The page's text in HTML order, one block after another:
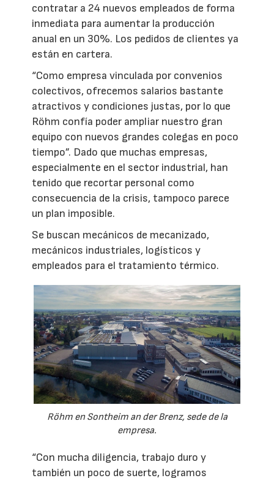
contratar a 24 nuevos empleados de forma
inmediata para aumentar la producción
anual en un 30%. Los pedidos de clientes ya
están en cartera.
“Como empresa vinculada por convenios
colectivos, ofrecemos salarios bastante
atractivos y condiciones justas, por lo que
Röhm confía poder ampliar nuestro gran
equipo con nuevos grandes colegas en poco
tiempo”. Dado que muchas empresas,
especialmente en el sector industrial, han
tenido que recortar personal como
consecuencia de la crisis, tampoco parece
un plan imposible.
Se buscan mecánicos de mecanizado,
mecánicos industriales, logísticos y
empleados para el tratamiento térmico.
Röhm en Sontheim an der Brenz, sede de la
empresa.
“Con mucha diligencia, trabajo duro y
también un poco de suerte, logramos